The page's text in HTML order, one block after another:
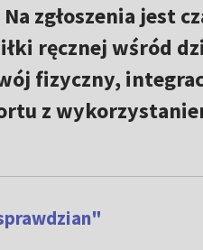
zgłoszenia jest
ręcznej wśród
fizyczny,
z